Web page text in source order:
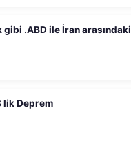
gibi .ABD ile İran
lik Deprem